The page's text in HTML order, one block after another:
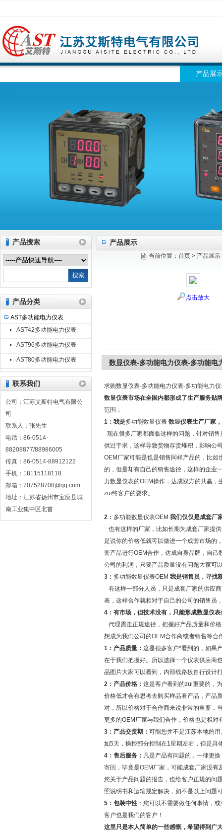
江苏艾斯特电气有限公司
产品展
产品搜索
产品分类
AST多功能电力仪表
AST42多功能电力仪表
AST96多功能电力仪表
AST80多功能电力仪表
联系我们
公司：江苏艾斯特电气有限公
司
联系人：张先生
电话：86-0514-
88208877/88986005
传真：86-0514-88912122
手机：18115118118
邮箱：707528708@qq.com
地址：江苏省扬州市宝应县城
南工业集中区北首
产品展示
当前位置： 首页 > 产品展示
点击放大
数显仪表-多功能电力仪表-多功能电
求购数显仪表-多功能电力仪表-多功能电力
数显仪表市场在全国内都形成了生产服务贴
范围：
1：我是多功能数显仪表 数显仪表生产厂家
现在很多厂家都面临这样的问题，针对销
供过于求，这样导致货物存货堆积，影响公
OEM厂家可能是也是销售同样产品的，比
的，但是却有自己的销售途径，这样的企业
力数显仪表的OEM操作，达成双方的共赢
zui终客户的要求。
2： 多功能数显仪表OEM 我们仅仅是成套厂
也有这样的厂家，比如长期为成套厂家提
是说你的价格低就可以做进一个成套市场的
套产品进行OEM合作，达成自身品牌，自
公司的利润，只要产品质量没有问题大家可
3： 多功能数显仪表OEM 我是销售员，寻找
有这样一部分人员，只是成套厂家的供应
表，这样合作就相对于自己的公司的销售员
4：有市场，但技术没有，只能形成数显仪表
代理需走正规途径，把握好产品质量和价
想成为我们公司的OEM合作商或者销售等合
1：产品质量： 这是很多客户*看到的，如果
在于我们把握好。所以选择一个仪表供应商
品图片大家可以看到，内部线路板自行设计
2：产品价格： 这是客户看到的zui重要的，
价格低才会有思考去购买样品看产品，产品
对，所以价格对于合作商来说非常的重要，
更多的OEM厂家与我们合作，价格也是相对
3：产品交货期： 可能您并不是江苏本地的
如5天，操控部分控制在1星期左右，但是具
4：售后服务： 凡是产品有问题的，一律更
寄回，毕竟是OEM厂家，可能成套厂家没
您关于产品问题的报告，也给客户正规的问
照说明书和运输规定解决，如不是以上问题
5：包装中性 ：您可以不需要做任何事情，
客户也是我们的客户！
这里只是本人简单的一些感慨，希望得到广